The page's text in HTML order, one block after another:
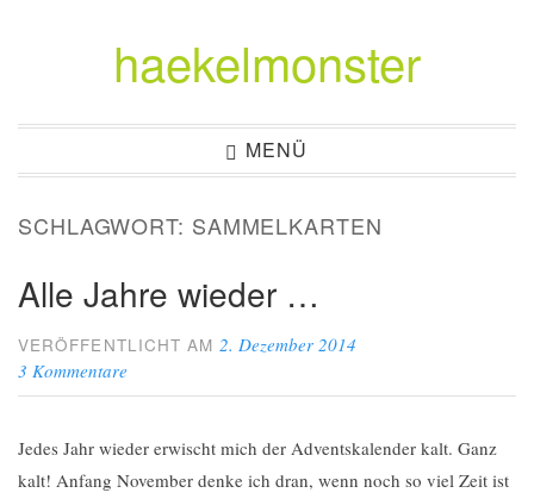
haekelmonster
MENÜ
SCHLAGWORT: SAMMELKARTEN
Alle Jahre wieder …
VERÖFFENTLICHT AM2. Dezember 2014
3 Kommentare
Jedes Jahr wieder erwischt mich der Adventskalender kalt. Ganz
kalt! Anfang November denke ich dran, wenn noch so viel Zeit ist